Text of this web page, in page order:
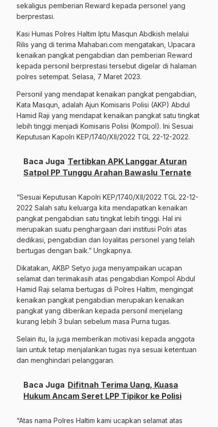
sekaligus pemberian Reward kepada personel yang
berprestasi.
Kasi Humas Polres Haltim Iptu Masqun Abdkish melalui
Rilis yang di terima Mahabari.com mengatakan, Upacara
kenaikan pangkat pengabdian dan pemberian Reward
kepada personil berprestasi tersebut digelar di halaman
polres setempat. Selasa, 7 Maret 2023.
Personil yang mendapat kenaikan pangkat pengabdian,
Kata Masqun, adalah Ajun Komisaris Polisi (AKP) Abdul
Hamid Raji yang mendapat kenaikan pangkat satu tingkat
lebih tinggi menjadi Komisaris Polisi (Kompol). Ini Sesuai
Keputusan Kapolri KEP/1740/XII/2022 TGL 22-12-2022.
Baca Juga Tertibkan APK Langgar Aturan
Satpol PP Tunggu Arahan Bawaslu Ternate
“Sesuai Keputusan Kapolri KEP/1740/XII/2022 TGL 22-12-
2022 Salah satu keluarga kita mendapatkan kenaikan
pangkat pengabdian satu tingkat lebih tinggi. Hal ini
merupakan suatu penghargaan dari institusi Polri atas
dedikasi, pengabdian dan loyalitas personel yang telah
bertugas dengan baik.” Ungkapnya.
Dikatakan, AKBP Setyo juga menyampaikan ucapan
selamat dan terimakasih atas pengabdian Kompol Abdul
Hamid Raji selama bertugas di Polres Haltim, mengingat
kenaikan pangkat pengabdian merupakan kenaikan
pangkat yang diberikan kepada personil menjelang
kurang lebih 3 bulan sebelum masa Purna tugas.
Selain itu, Ia juga memberikan motivasi kepada anggota
lain untuk tetap menjalankan tugas nya sesuai ketentuan
dan menghindari pelanggaran.
Baca Juga Difitnah Terima Uang, Kuasa
Hukum Ancam Seret LPP Tipikor ke Polisi
“Atas nama Polres Haltim kami ucapkan selamat atas